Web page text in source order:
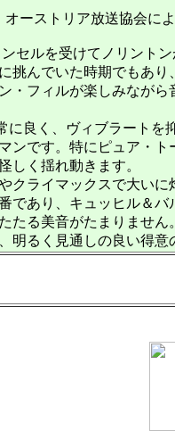
ーストリア放送協会に
セルを受けてノリント
んでいた時期でもあ
フィルが楽しみなが
良く、ヴィブラート
ンです。特にピュア・
しく揺れ動きます。
ライマックスで大い
あり、キュッヒル＆
たる美音がたまりません。
るく見通しの良い得